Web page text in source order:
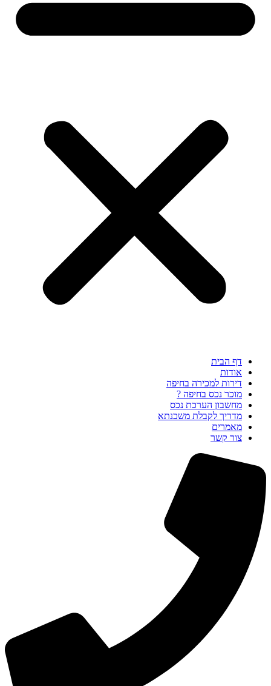
דף הבית
אודות
דירות למכירה בחיפה
מוכר נכס בחיפה ?
מחשבון הערכת נכס
מדריך לקבלת משכנתא
מאמרים
צור קשר